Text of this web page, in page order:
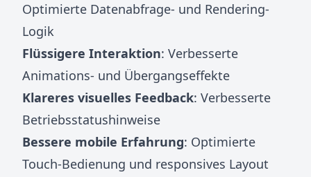
Optimierte Datenabfrage- und Rendering-
Logik
Flüssigere Interaktion: Verbesserte
Animations- und Übergangseffekte
Klareres visuelles Feedback: Verbesserte
Betriebsstatushinweise
Bessere mobile Erfahrung: Optimierte
Touch-Bedienung und responsives Layout